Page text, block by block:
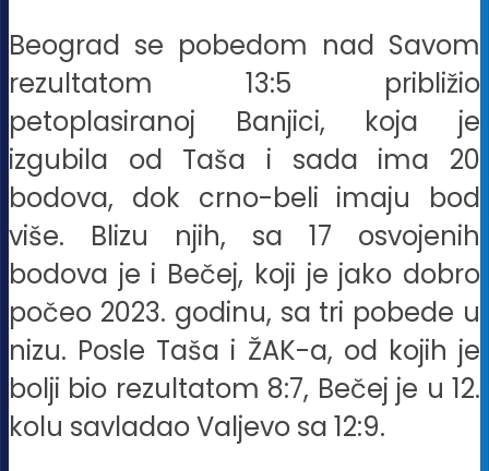
Beograd se pobedom nad Savom
rezultatom 13:5 približio
petoplasiranoj Banjici, koja je
izgubila od Taša i sada ima 20
bodova, dok crno-beli imaju bod
više. Blizu njih, sa 17 osvojenih
bodova je i Bečej, koji je jako dobro
počeo 2023. godinu, sa tri pobede u
nizu. Posle Taša i ŽAK-a, od kojih je
bolji bio rezultatom 8:7, Bečej je u 12.
kolu savladao Valjevo sa 12:9.